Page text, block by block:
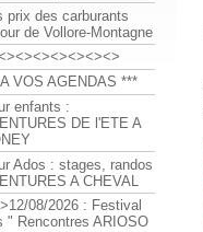
prix des carburants
de Vollore-Montagne
VOS AGENDAS ***
enfants :
DE l'ETE A
Ados : stages, randos
A CHEVAL
08/2026 : Festival
" Rencontres ARIOSO